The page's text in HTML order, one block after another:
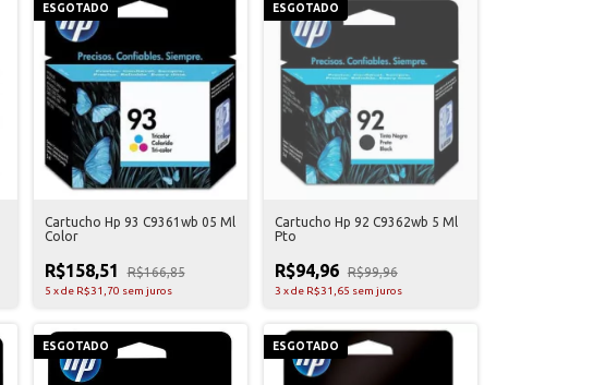
ESGOTADO
Cartucho Hp 93 C9361wb 05 Ml
Color
R$158,51 R$166,85
5 xde R$31,70 sem juros
ESGOTADO
Cartucho Hp 92 C9362wb 5 Ml
Pto
R$94,96 R$99,96
3 xde R$31,65 sem juros
ESGOTADO ESGOTADO